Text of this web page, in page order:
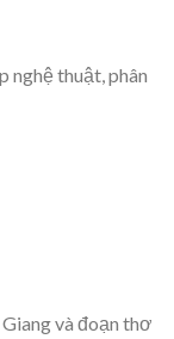
nghệ thuật, phân
và đoạn thơ